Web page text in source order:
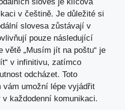
v češtině. Je ​důležité ⁣si
slovesa zůstávají v
pouze‌ následující
větě „Musím jít na ⁢poštu“ je
v infinitivu, zatímco
‌odcházet. ​Toto
vám umožní lépe vyjádřit
každodenní ​komunikaci.